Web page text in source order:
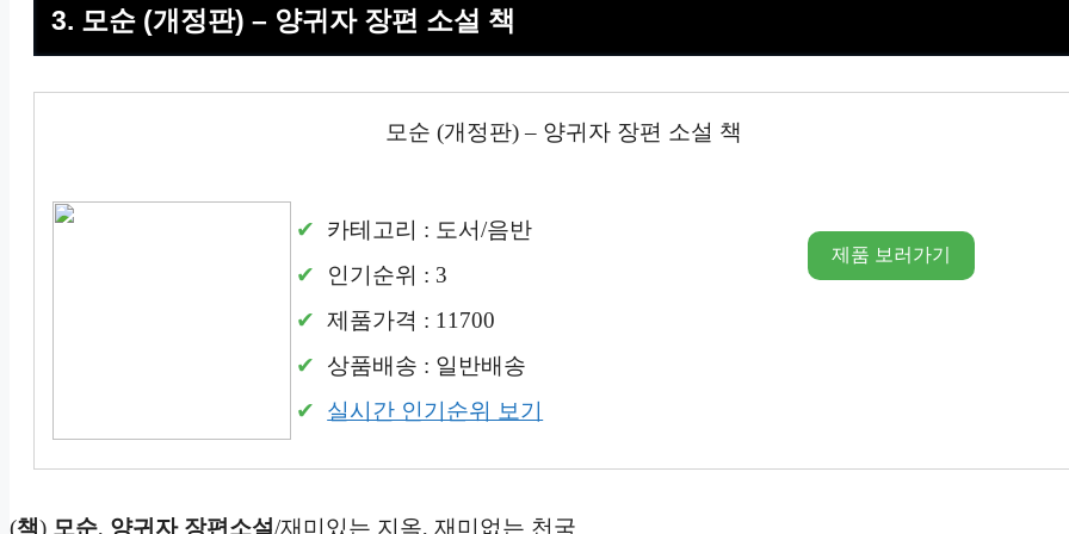
3. 모순 (개정판) – 양귀자 장편 소설 책
모순 (개정판) – 양귀자 장편 소설 책
카테고리 : 도서/음반
인기순위 : 3
제품가격 : 11700
상품배송 : 일반배송
실시간 인기순위 보기
제품 보러가기
(책) 모순, 양귀자 장편소설/재미있는 지옥, 재미없는 천국